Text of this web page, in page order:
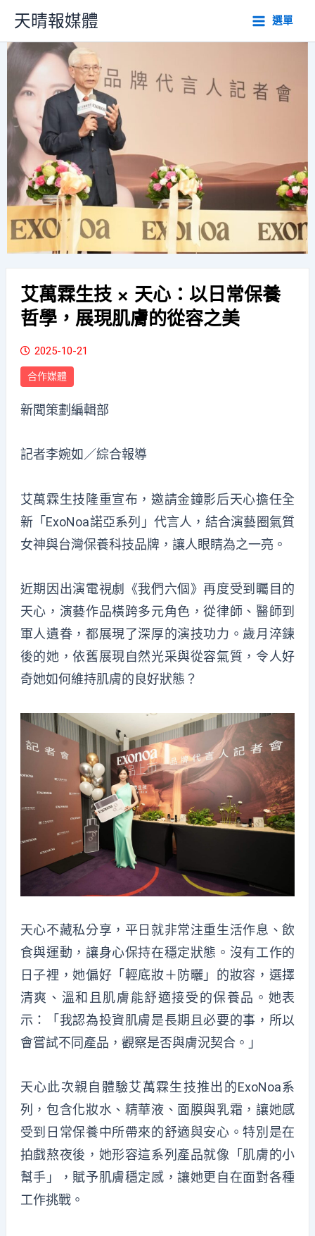
主
天晴報媒體 選單
艾萬霖生技 × 天心：以日常保養
哲學，展現肌膚的從容之美
2025-10-21
合作媒體
新聞策劃編輯部
記者李婉如／綜合報導
艾萬霖生技隆重宣布，邀請金鐘影后天心擔任全
新「ExoNoa諾亞系列」代言人，結合演藝圈氣質
女神與台灣保養科技品牌，讓人眼睛為之一亮。
近期因出演電視劇《我們六個》再度受到矚目的
天心，演藝作品橫跨多元角色，從律師、醫師到
軍人遺眷，都展現了深厚的演技功力。歲月淬鍊
後的她，依舊展現自然光采與從容氣質，令人好
奇她如何維持肌膚的良好狀態？
天心不藏私分享，平日就非常注重生活作息、飲
食與運動，讓身心保持在穩定狀態。沒有工作的
日子裡，她偏好「輕底妝＋防曬」的妝容，選擇
清爽、溫和且肌膚能舒適接受的保養品。她表
示：「我認為投資肌膚是長期且必要的事，所以
會嘗試不同產品，觀察是否與膚況契合。」
天心此次親自體驗艾萬霖生技推出的ExoNoa系
列，包含化妝水、精華液、面膜與乳霜，讓她感
受到日常保養中所帶來的舒適與安心。特別是在
拍戲熬夜後，她形容這系列產品就像「肌膚的小
幫手」，賦予肌膚穩定感，讓她更自在面對各種
工作挑戰。